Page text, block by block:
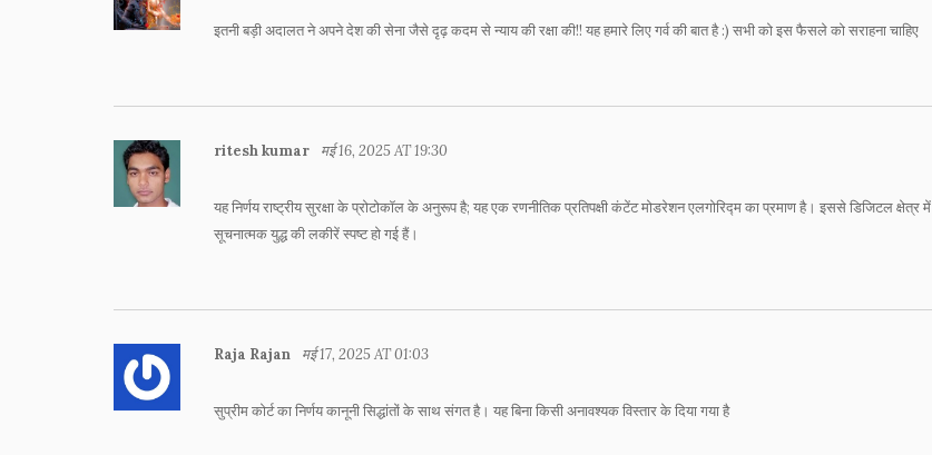
इतनी बड़ी अदालत ने अपने देश की सेना जैसे दृढ़ कदम से न्याय की रक्षा की!! यह हमारे लिए गर्व की बात है :) सभी को इस फैसले को सराहना चाहिए
ritesh kumar मई 16, 2025 AT 19:30
यह निर्णय राष्ट्रीय सुरक्षा के प्रोटोकॉल के अनुरूप है; यह एक रणनीतिक प्रतिपक्षी कंटेंट मोडरेशन एलगोरिद्म का प्रमाण है। इससे डिजिटल क्षेत्र में
सूचनात्मक युद्ध की लकीरें स्पष्ट हो गई हैं।
Raja Rajan मई 17, 2025 AT 01:03
सुप्रीम कोर्ट का निर्णय कानूनी सिद्धांतों के साथ संगत है। यह बिना किसी अनावश्यक विस्तार के दिया गया है